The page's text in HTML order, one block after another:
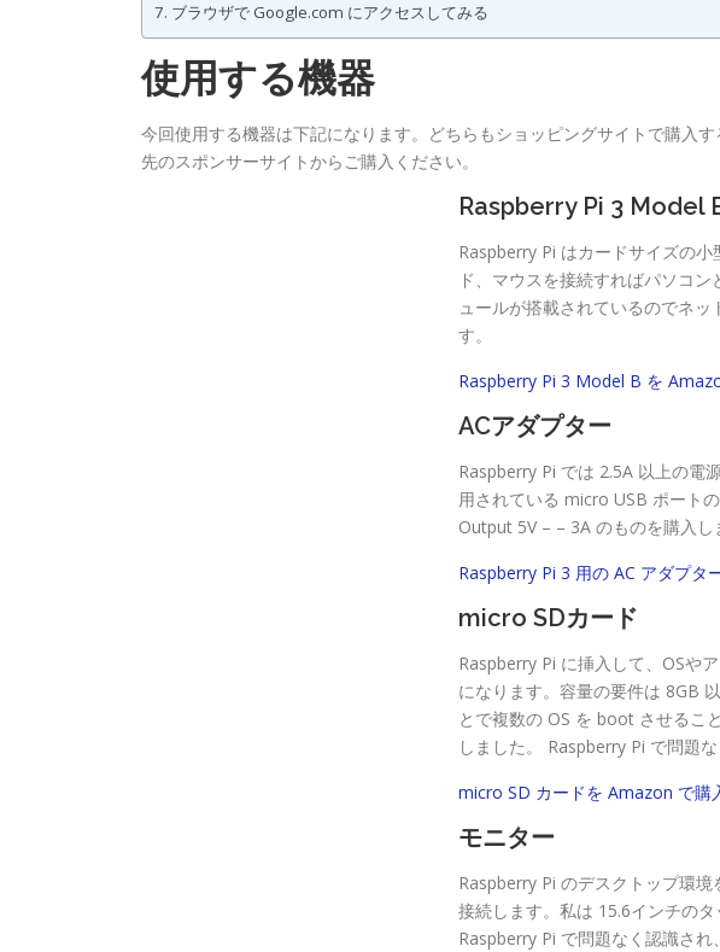
ブラウザで Google.com にアクセスしてみる
使用する機器
今回使用する機器は下記になります。どちらもショッピングサイトで購入
先のスポンサーサイトからご購入ください。
Raspberry Pi 3 Model
Raspberry Pi はカードサイズの
ド、マウスを接続すればパソコ
ュールが搭載されているのでネ
す。
Raspberry Pi 3 Model B を
ACアダプター
Raspberry Pi では 2.5A 以上の電
用されている micro USB ポート
Output 5V – – 3A のものを購入し
Raspberry Pi 3 用の AC アダプタ
micro SDカード
Raspberry Pi に挿入して、OSや
になります。容量の要件は 8GB
とで複数の OS を boot させるこ
しました。 Raspberry Pi で問題
micro SD カードを Amazon で購
モニター
Raspberry Pi のデスクトップ環
接続します。私は 15.6インチの
Raspberry Pi で問題なく認識され